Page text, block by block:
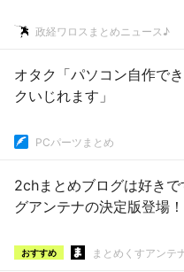
政経ワロスまとめニュース♪
オタク「パソコン自作で
クいじれます」
PCパーツまとめ
2chまとめブログは好きで
グアンテナの決定版登場！
おすすめ まとめくすアンテ